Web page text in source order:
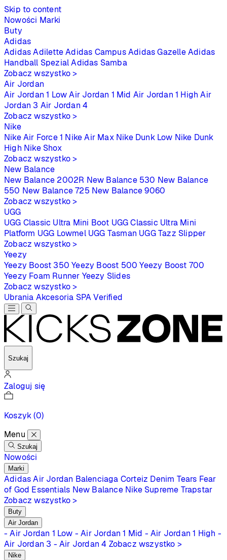
Skip to content
Nowości Marki
Buty
Adidas
Adidas Adilette Adidas Campus Adidas Gazelle Adidas
Handball Spezial Adidas Samba
Zobacz wszystko >
Air Jordan
Air Jordan 1 Low Air Jordan 1 Mid Air Jordan 1 High Air
Jordan 3 Air Jordan 4
Zobacz wszystko >
Nike
Nike Air Force 1 Nike Air Max Nike Dunk Low Nike Dunk
High Nike Shox
Zobacz wszystko >
New Balance
New Balance 2002R New Balance 530 New Balance
550 New Balance 725 New Balance 9060
Zobacz wszystko >
UGG
UGG Classic Ultra Mini Boot UGG Classic Ultra Mini
Platform UGG Lowmel UGG Tasman UGG Tazz Slipper
Zobacz wszystko >
Yeezy
Yeezy Boost 350 Yeezy Boost 500 Yeezy Boost 700
Yeezy Foam Runner Yeezy Slides
Zobacz wszystko >
Ubrania Akcesoria SPAVerified
Szukaj
Zaloguj się
Koszyk(0)
Menu
Szukaj
Nowości
Marki
Adidas Air Jordan Balenciaga Corteiz Denim Tears Fear
of God Essentials New Balance Nike Supreme Trapstar
Zobacz wszystko >
Buty
Air Jordan
- Air Jordan 1 Low - Air Jordan 1 Mid - Air Jordan 1 High -
Air Jordan 3 - Air Jordan 4 Zobacz wszystko >
Nike